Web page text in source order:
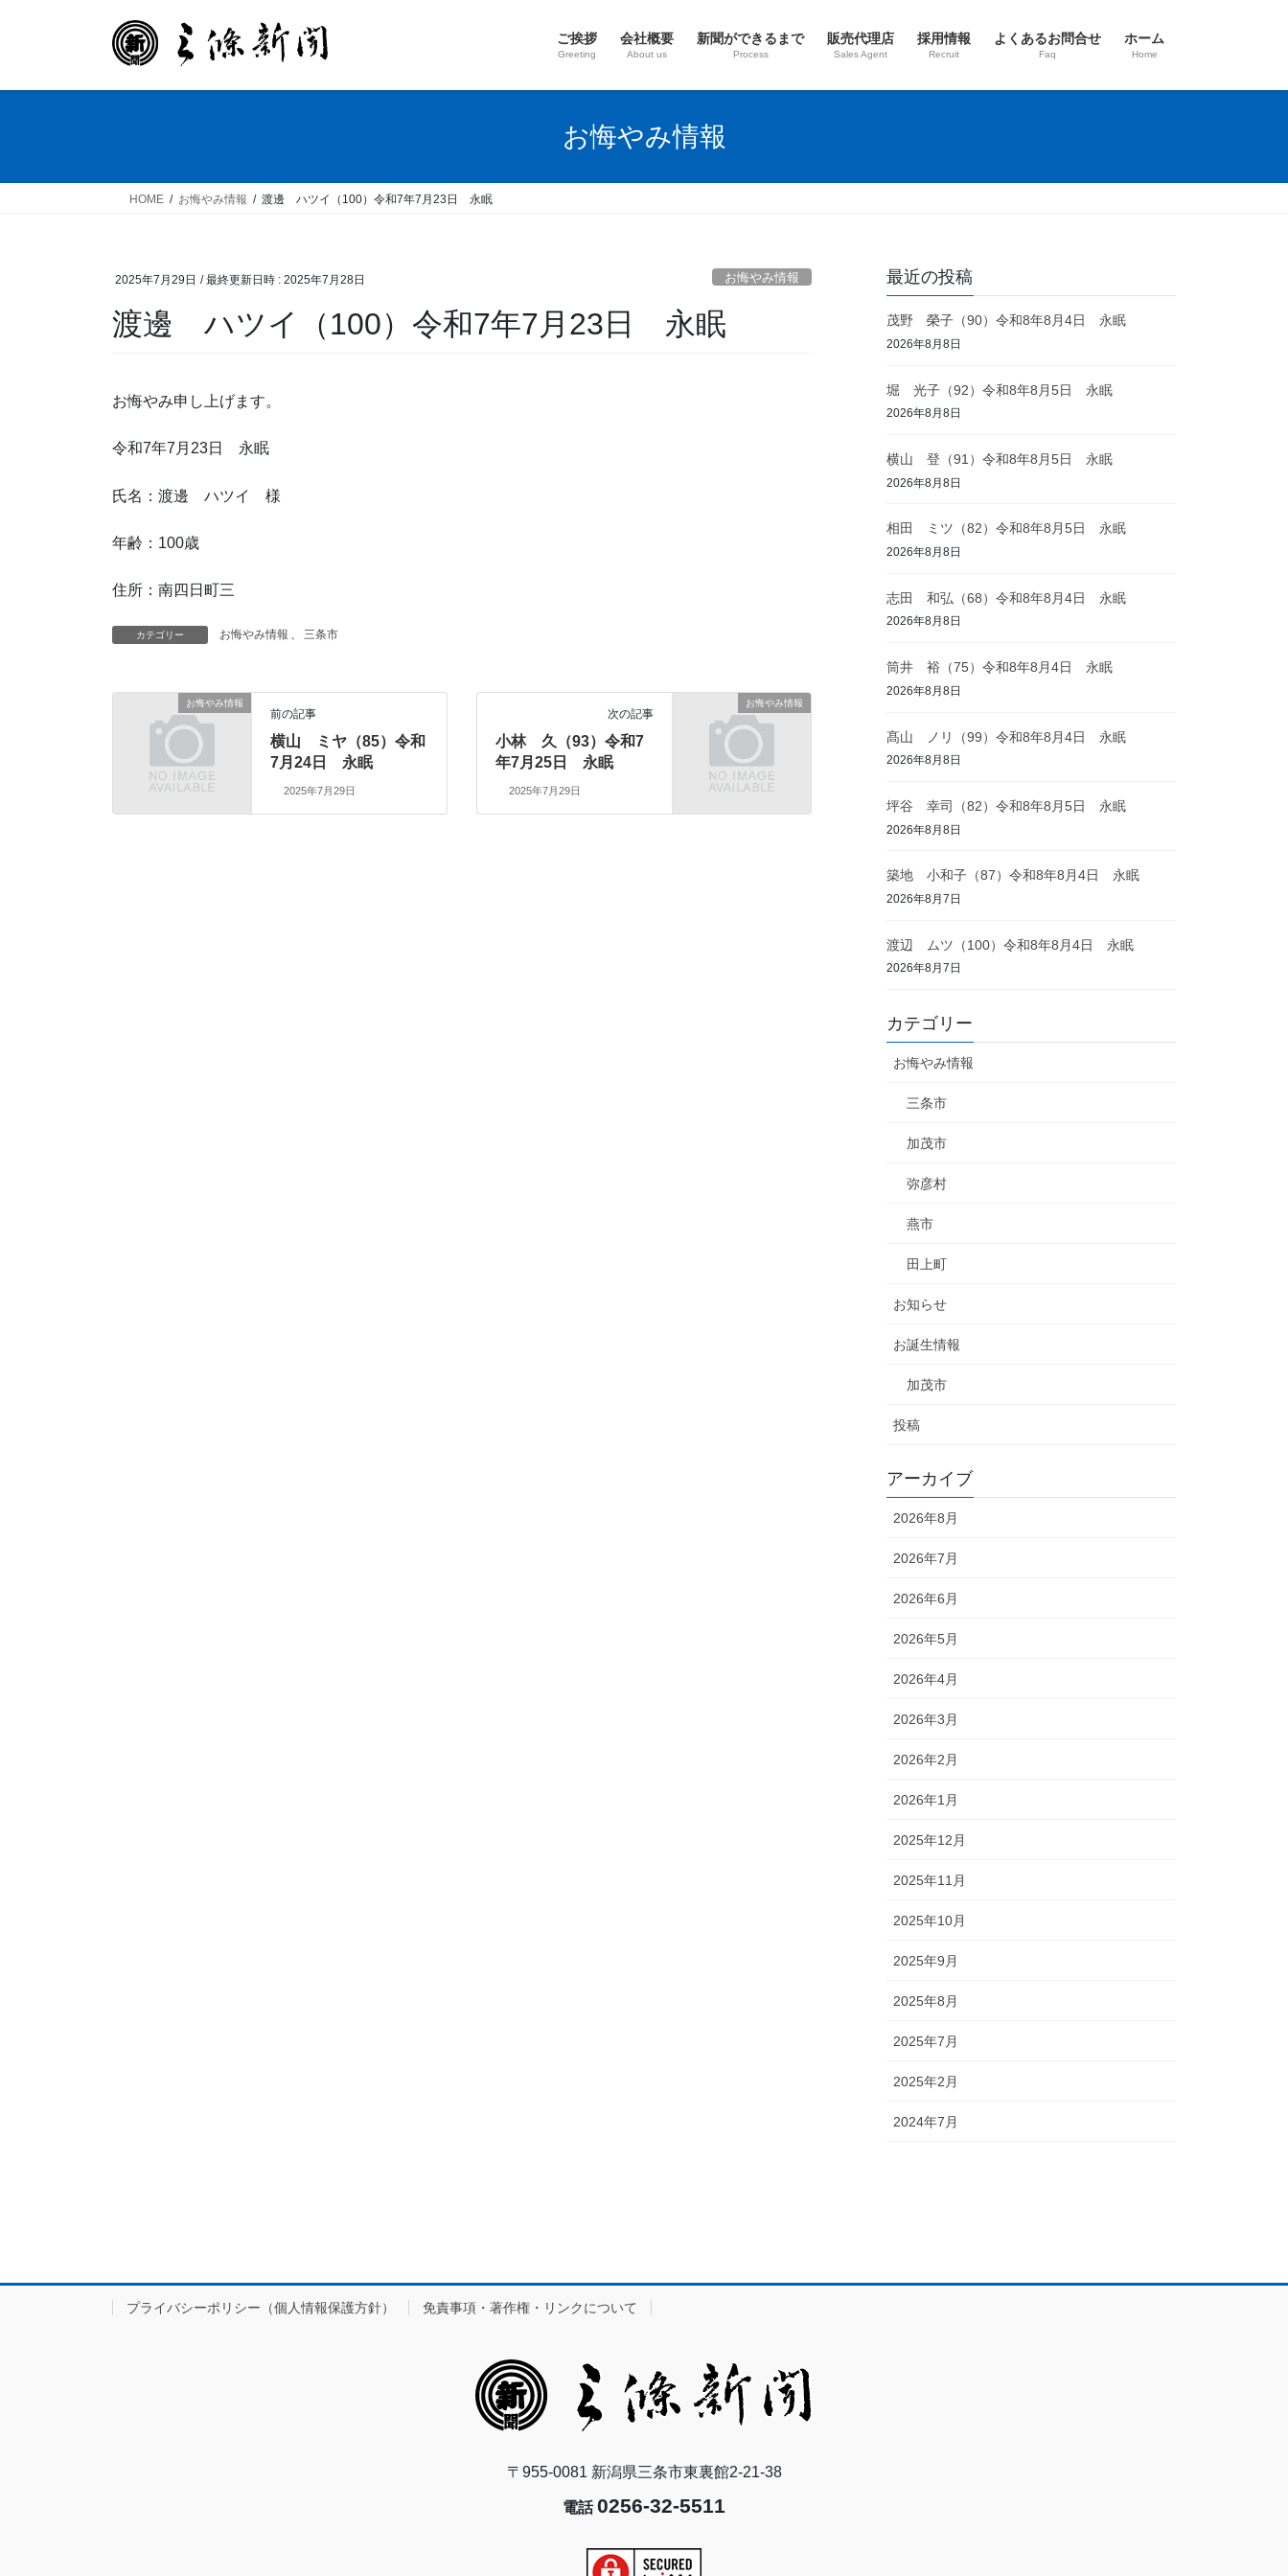
ご挨拶
Greeting
会社概要
About us
新聞ができるまで
Process
販売代理店
Sales Agent
採用情報
Recruit
よくあるお問合せ
Faq
ホーム
Home
お悔やみ情報
HOME お悔やみ情報 渡邊 ハツイ（100）令和7年7月23日 永眠
2025年7月29日 / 最終更新日時 : 2025年7月28日 お悔やみ情報
渡邊 ハツイ（100）令和7年7月23日 永眠
お悔やみ申し上げます。
令和7年7月23日 永眠
氏名：渡邊 ハツイ 様
年齢：100歳
住所：南四日町三
カテゴリー お悔やみ情報 、 三条市
お悔やみ情報
前の記事
横山 ミヤ（85）令和
7月24日 永眠
2025年7月29日
お悔やみ情報
次の記事
小林 久（93）令和7
年7月25日 永眠
2025年7月29日
最近の投稿
茂野 榮子（90）令和8年8月4日 永眠
2026年8月8日
堀 光子（92）令和8年8月5日 永眠
2026年8月8日
横山 登（91）令和8年8月5日 永眠
2026年8月8日
相田 ミツ（82）令和8年8月5日 永眠
2026年8月8日
志田 和弘（68）令和8年8月4日 永眠
2026年8月8日
筒井 裕（75）令和8年8月4日 永眠
2026年8月8日
髙山 ノリ（99）令和8年8月4日 永眠
2026年8月8日
坪谷 幸司（82）令和8年8月5日 永眠
2026年8月8日
築地 小和子（87）令和8年8月4日 永眠
2026年8月7日
渡辺 ムツ（100）令和8年8月4日 永眠
2026年8月7日
カテゴリー
お悔やみ情報
三条市
加茂市
弥彦村
燕市
田上町
お知らせ
お誕生情報
加茂市
投稿
アーカイブ
2026年8月
2026年7月
2026年6月
2026年5月
2026年4月
2026年3月
2026年2月
2026年1月
2025年12月
2025年11月
2025年10月
2025年9月
2025年8月
2025年7月
2025年2月
2024年7月
プライバシーポリシー（個人情報保護方針） 免責事項・著作権・リンクについて
〒955-0081 新潟県三条市東裏館2-21-38
電話0256-32-5511